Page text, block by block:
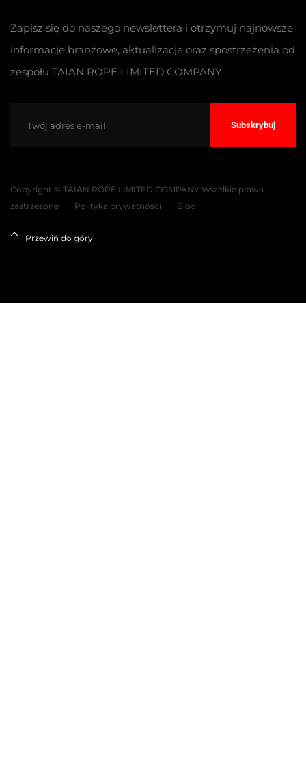
Zapisz się do naszego newslettera i otrzymuj najnowsze
informacje branżowe, aktualizacje oraz spostrzeżenia od
zespołu TAIAN ROPE LIMITED COMPANY
Subskrybuj
Copyright © TAIAN ROPE LIMITED COMPANY Wszelkie prawa
zastrzeżone
Polityka prywatności Blog
Przewiń do góry